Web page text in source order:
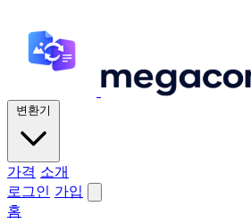
변환기
가격 소개
로그인 가입
홈